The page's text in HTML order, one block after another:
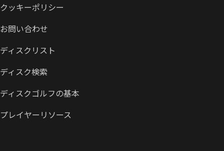
クッキーポリシー
お問い合わせ
ディスクリスト
ディスク検索
ディスクゴルフの基本
プレイヤーリソース